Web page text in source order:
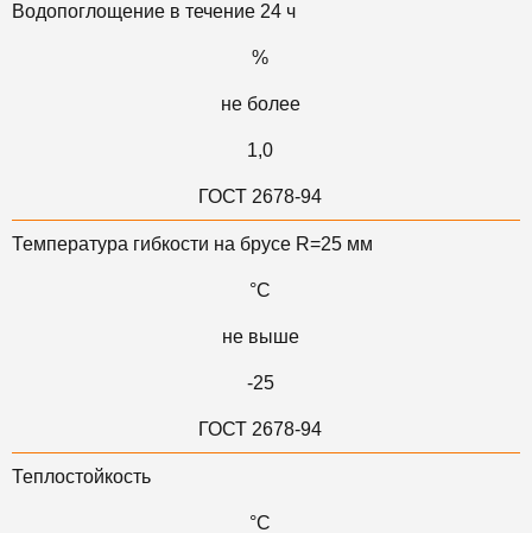
Водопоглощение в течение 24 ч
%
не более
1,0
ГОСТ 2678-94
Температура гибкости на брусе R=25 мм
°С
не выше
-25
ГОСТ 2678-94
Теплостойкость
°С